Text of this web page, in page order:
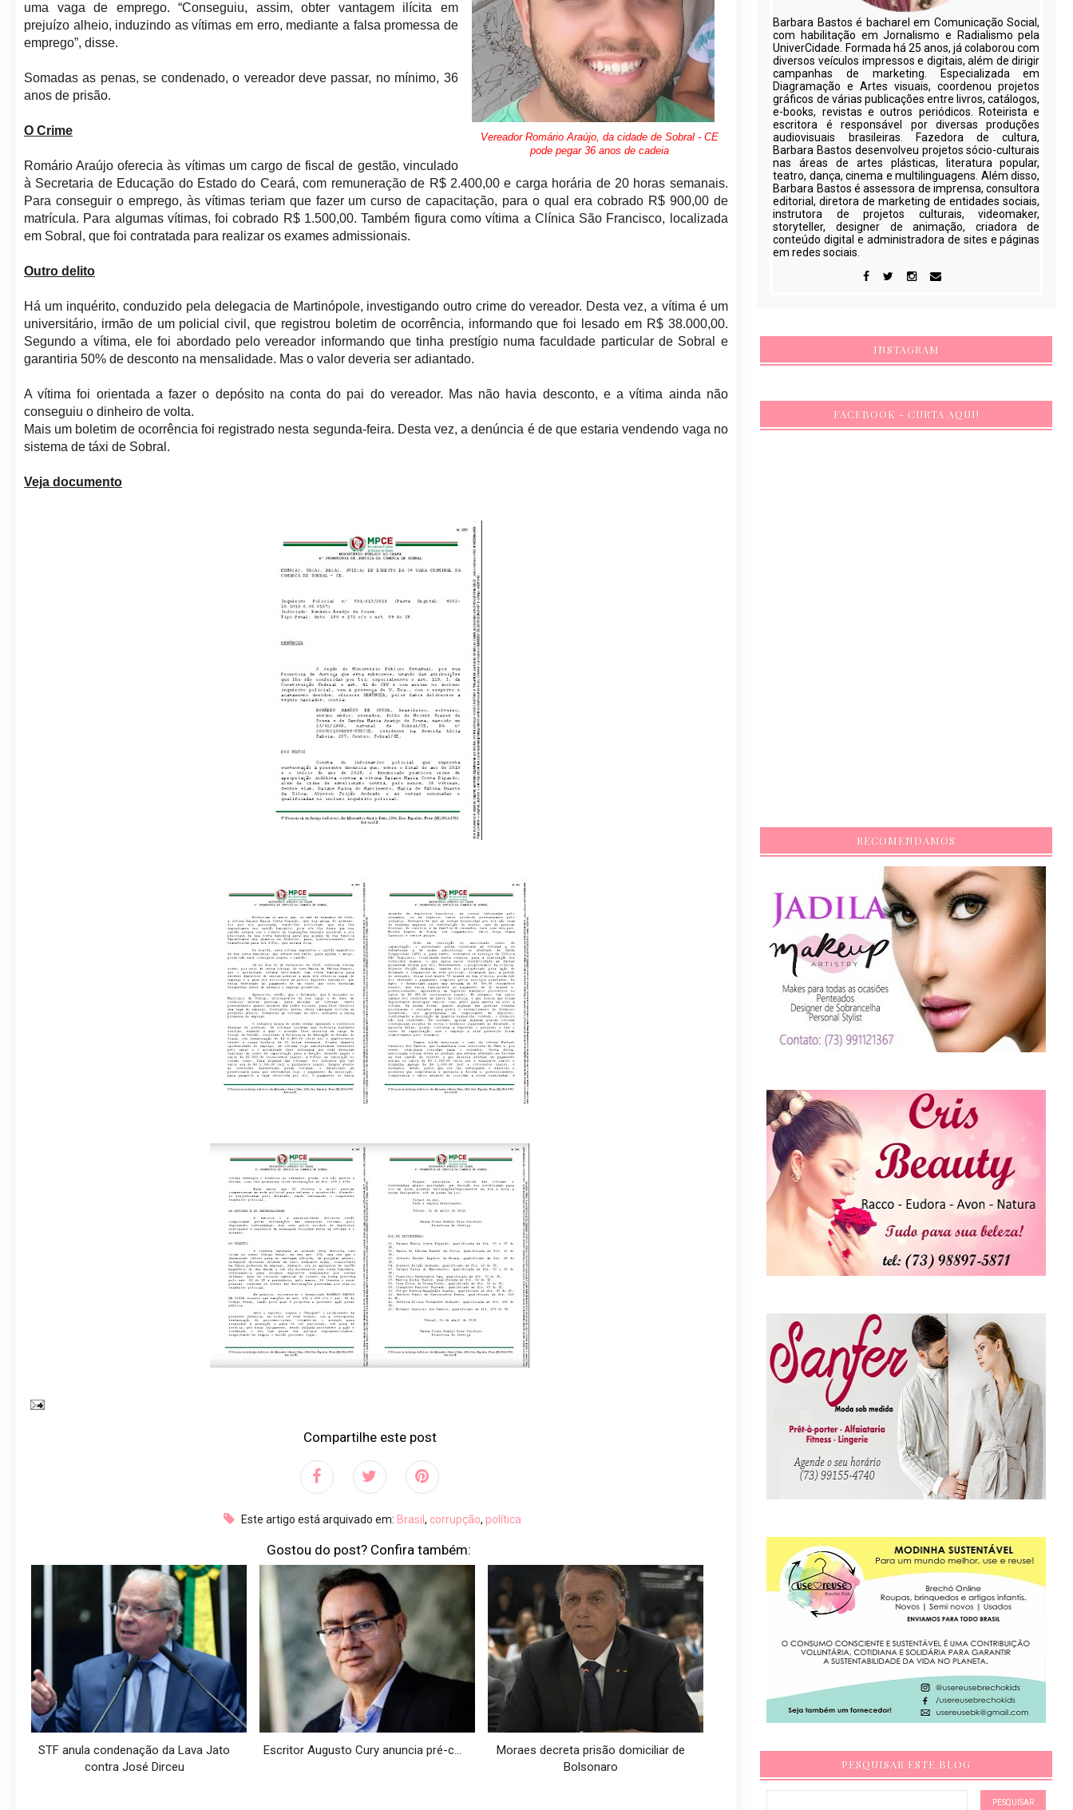
Vereador Romário Araújo, da cidade de Sobral - CE
pode pegar 36 anos de cadeia
uma vaga de emprego. “Conseguiu, assim, obter vantagem ilícita em
prejuízo alheio, induzindo as vítimas em erro, mediante a falsa promessa de
emprego”, disse.
Somadas as penas, se condenado, o vereador deve passar, no mínimo, 36
anos de prisão.
O Crime
Romário Araújo oferecia às vítimas um cargo de fiscal de gestão, vinculado
à Secretaria de Educação do Estado do Ceará, com remuneração de R$ 2.400,00 e carga horária de 20 horas semanais.
Para conseguir o emprego, às vítimas teriam que fazer um curso de capacitação, para o qual era cobrado R$ 900,00 de
matrícula. Para algumas vítimas, foi cobrado R$ 1.500,00. Também figura como vítima a Clínica São Francisco, localizada
em Sobral, que foi contratada para realizar os exames admissionais.
Outro delito
Há um inquérito, conduzido pela delegacia de Martinópole, investigando outro crime do vereador. Desta vez, a vítima é um
universitário, irmão de um policial civil, que registrou boletim de ocorrência, informando que foi lesado em R$ 38.000,00.
Segundo a vítima, ele foi abordado pelo vereador informando que tinha prestígio numa faculdade particular de Sobral e
garantiria 50% de desconto na mensalidade. Mas o valor deveria ser adiantado.
A vítima foi orientada a fazer o depósito na conta do pai do vereador. Mas não havia desconto, e a vítima ainda não
conseguiu o dinheiro de volta.
Mais um boletim de ocorrência foi registrado nesta segunda-feira. Desta vez, a denúncia é de que estaria vendendo vaga no
sistema de táxi de Sobral.
Veja documento
Compartilhe este post
Este artigo está arquivado em: Brasil , corrupção, política
Gostou do post? Confira também:
STF anula condenação da Lava Jato
contra José Dirceu
Escritor Augusto Cury anuncia pré-c...
Moraes decreta prisão domiciliar de
Bolsonaro
Barbara Bastos é bacharel em Comunicação Social,
com habilitação em Jornalismo e Radialismo pela
UniverCidade. Formada há 25 anos, já colaborou com
diversos veículos impressos e digitais, além de dirigir
campanhas de marketing. Especializada em
Diagramação e Artes visuais, coordenou projetos
gráficos de várias publicações entre livros, catálogos,
e-books, revistas e outros periódicos. Roteirista e
escritora é responsável por diversas produções
audiovisuais brasileiras. Fazedora de cultura,
Barbara Bastos desenvolveu projetos sócio-culturais
nas áreas de artes plásticas, literatura popular,
teatro, dança, cinema e multilinguagens. Além disso,
Barbara Bastos é assessora de imprensa, consultora
editorial, diretora de marketing de entidades sociais,
instrutora de projetos culturais, videomaker,
storyteller, designer de animação, criadora de
conteúdo digital e administradora de sites e páginas
em redes sociais.
INSTAGRAM
FACEBOOK - CURTA AQUI!
RECOMENDAMOS
PESQUISAR ESTE BLOG